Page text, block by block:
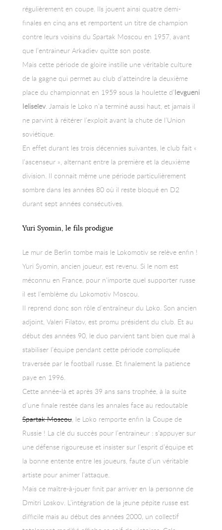
régulièrement en coupe. Ils jouent ainsi quatre demi-
finales en cinq ans et remportent un titre de champion
contre leurs voisins du Spartak Moscou en 1957, avant
que l’entraineur Arkadiev quitte son poste.
Mais cette période de gloire instille une véritable culture
de la gagne qui permet au club d’atteindre la deuxième
place du championnat en 1959 sous la houlette d’Ievgueni
Ieliseïev. Jamais le Loko n’a terminé aussi haut, et jamais il
ne parvint à réitérer l’exploit avant la chute de l’Union
soviétique.
En effet durant les trois décennies suivantes, le club fait «
l’ascenseur », alternant entre la première et la deuxième
division. Il connait même une période particulièrement
sombre dans les années 80 où il reste bloqué en D2
durant sept années consécutives.
Yuri Syomin, le fils prodigue
Le mur de Berlin tombe mais le Lokomotiv se relève enfin !
Yuri Syomin, ancien joueur, est revenu. Si le nom est
méconnu en France, pour n’importe quel supporter russe
il est l’emblème du Lokomotiv Moscou.
Il reprend donc son rôle d’entraîneur du Loko. Son ancien
adjoint, Valeri Filatov, est promu président du club. Et au
début des années 90, le duo parvient tant bien que mal à
stabiliser l’équipe pendant cette période compliquée
traversée par le football russe. Et finalement la patience
paye en 1996.
Cette année-là et après 39 ans sans trophée, à la suite
d’une finale restée dans les annales face au redoutable
Spartak Moscou, le Loko remporte enfin la Coupe de
Russie ! La clé du succès pour l’entraineur : s’appuyer sur
une défense rigoureuse et insister sur l’esprit d’équipe et
la bonne entente entre les joueurs, faute d’un véritable
artiste pour animer l’attaque.
Mais ce maître-à-jouer finit par arriver en la personne de
Dmitri Loskov. L’intégration de la jeune pépite russe est
difficile mais au début des années 2000, un collectif